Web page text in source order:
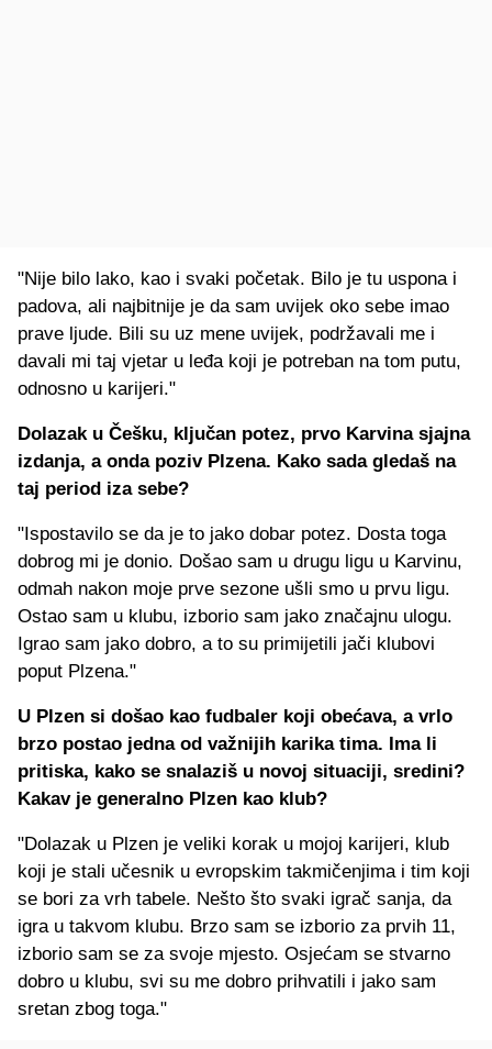
"Nije bilo lako, kao i svaki početak. Bilo je tu uspona i
padova, ali najbitnije je da sam uvijek oko sebe imao
prave ljude. Bili su uz mene uvijek, podržavali me i
davali mi taj vjetar u leđa koji je potreban na tom putu,
odnosno u karijeri."
Dolazak u Češku, ključan potez, prvo Karvina sjajna
izdanja, a onda poziv Plzena. Kako sada gledaš na
taj period iza sebe?
"Ispostavilo se da je to jako dobar potez. Dosta toga
dobrog mi je donio. Došao sam u drugu ligu u Karvinu,
odmah nakon moje prve sezone ušli smo u prvu ligu.
Ostao sam u klubu, izborio sam jako značajnu ulogu.
Igrao sam jako dobro, a to su primijetili jači klubovi
poput Plzena."
U Plzen si došao kao fudbaler koji obećava, a vrlo
brzo postao jedna od važnijih karika tima. Ima li
pritiska, kako se snalaziš u novoj situaciji, sredini?
Kakav je generalno Plzen kao klub?
"Dolazak u Plzen je veliki korak u mojoj karijeri, klub
koji je stali učesnik u evropskim takmičenjima i tim koji
se bori za vrh tabele. Nešto što svaki igrač sanja, da
igra u takvom klubu. Brzo sam se izborio za prvih 11,
izborio sam se za svoje mjesto. Osjećam se stvarno
dobro u klubu, svi su me dobro prihvatili i jako sam
sretan zbog toga."